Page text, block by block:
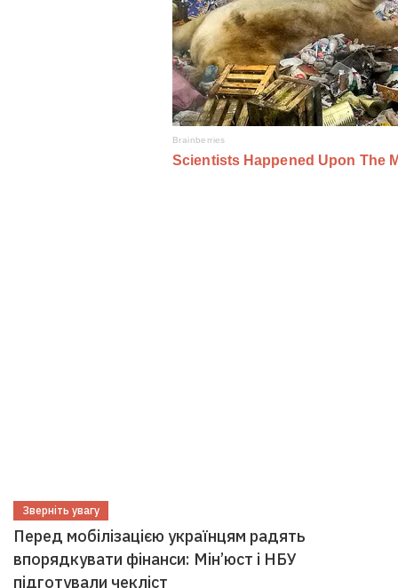
Зверніть увагу
Перед мобілізацією українцям радять
впорядкувати фінанси: Мін’юст і НБУ
підготували чекліст